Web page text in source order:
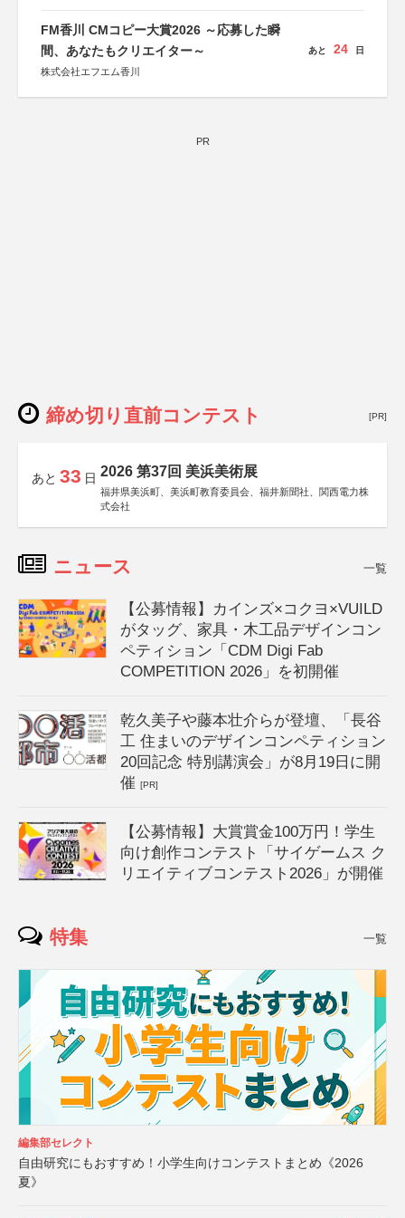
FM香川 CMコピー大賞2026 ～応募した瞬
間、あなたもクリエイター～
株式会社エフエム香川
あと 24 日
PR
締め切り直前コンテスト [PR]
あと 33 日 2026 第37回 美浜美術展
福井県美浜町、美浜町教育委員会、福井新聞社、関西電力株
式会社
ニュース 一覧
【公募情報】カインズ×コクヨ×VUILD
がタッグ、家具・木工品デザインコン
ペティション「CDM Digi Fab
COMPETITION 2026」を初開催
乾久美子や藤本壮介らが登壇、「長谷
工 住まいのデザインコンペティション
20回記念 特別講演会」が8月19日に開
催[PR]
【公募情報】大賞賞金100万円！学生
向け創作コンテスト「サイゲームス ク
リエイティブコンテスト2026」が開催
特集 一覧
編集部セレクト
自由研究にもおすすめ！小学生向けコンテストまとめ《2026
夏》